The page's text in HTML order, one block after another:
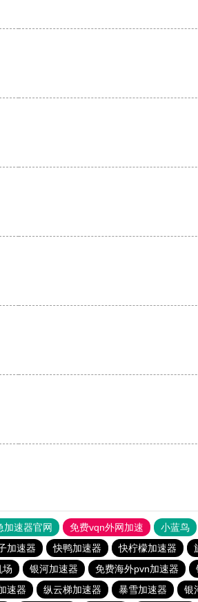
加速器官网 免费vqn外网加速 小蓝鸟
加速器 快鸭加速器 快柠檬加速器
场 银河加速器 免费海外pvn加速器
速器 纵云梯加速器 暴雪加速器 银